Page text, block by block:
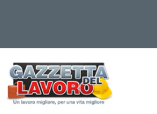
contenuto